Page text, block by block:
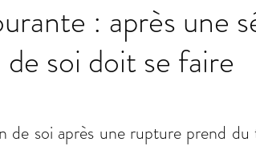
Développement personnel
: après une
soi doit se faire
de soi après une rupture prend du